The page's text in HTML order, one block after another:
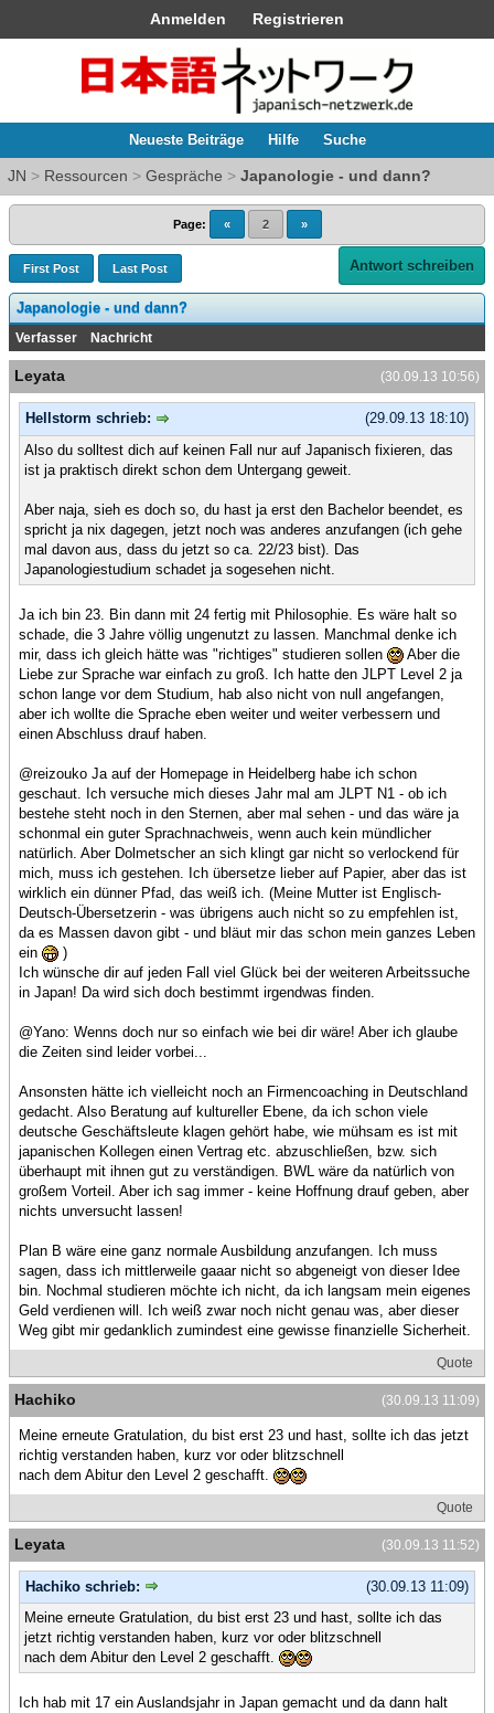
Anmelden Registrieren
Neueste Beiträge Hilfe Suche
JN > Ressourcen > Gespräche > Japanologie - und dann?
Page: « 2 »
First Post Last Post Antwort schreiben
Japanologie - und dann?
Verfasser Nachricht
(30.09.13 10:56)
Leyata
(29.09.13 18:10)
Hellstorm schrieb:
Also du solltest dich auf keinen Fall nur auf Japanisch fixieren, das
ist ja praktisch direkt schon dem Untergang geweit.
Aber naja, sieh es doch so, du hast ja erst den Bachelor beendet, es
spricht ja nix dagegen, jetzt noch was anderes anzufangen (ich gehe
mal davon aus, dass du jetzt so ca. 22/23 bist). Das
Japanologiestudium schadet ja sogesehen nicht.
Ja ich bin 23. Bin dann mit 24 fertig mit Philosophie. Es wäre halt so
schade, die 3 Jahre völlig ungenutzt zu lassen. Manchmal denke ich
mir, dass ich gleich hätte was "richtiges" studieren sollen
Aber die
Liebe zur Sprache war einfach zu groß. Ich hatte den JLPT Level 2 ja
schon lange vor dem Studium, hab also nicht von null angefangen,
aber ich wollte die Sprache eben weiter und weiter verbessern und
einen Abschluss drauf haben.
@reizouko Ja auf der Homepage in Heidelberg habe ich schon
geschaut. Ich versuche mich dieses Jahr mal am JLPT N1 - ob ich
bestehe steht noch in den Sternen, aber mal sehen - und das wäre ja
schonmal ein guter Sprachnachweis, wenn auch kein mündlicher
natürlich. Aber Dolmetscher an sich klingt gar nicht so verlockend für
mich, muss ich gestehen. Ich übersetze lieber auf Papier, aber das ist
wirklich ein dünner Pfad, das weiß ich. (Meine Mutter ist Englisch-
Deutsch-Übersetzerin - was übrigens auch nicht so zu empfehlen ist,
da es Massen davon gibt - und bläut mir das schon mein ganzes Leben
ein
)
Ich wünsche dir auf jeden Fall viel Glück bei der weiteren Arbeitssuche
in Japan! Da wird sich doch bestimmt irgendwas finden.
@Yano: Wenns doch nur so einfach wie bei dir wäre! Aber ich glaube
die Zeiten sind leider vorbei...
Ansonsten hätte ich vielleicht noch an Firmencoaching in Deutschland
gedacht. Also Beratung auf kultureller Ebene, da ich schon viele
deutsche Geschäftsleute klagen gehört habe, wie mühsam es ist mit
japanischen Kollegen einen Vertrag etc. abzuschließen, bzw. sich
überhaupt mit ihnen gut zu verständigen. BWL wäre da natürlich von
großem Vorteil. Aber ich sag immer - keine Hoffnung drauf geben, aber
nichts unversucht lassen!
Plan B wäre eine ganz normale Ausbildung anzufangen. Ich muss
sagen, dass ich mittlerweile gaaar nicht so abgeneigt von dieser Idee
bin. Nochmal studieren möchte ich nicht, da ich langsam mein eigenes
Geld verdienen will. Ich weiß zwar noch nicht genau was, aber dieser
Weg gibt mir gedanklich zumindest eine gewisse finanzielle Sicherheit.
Quote
(30.09.13 11:09)
Hachiko
Meine erneute Gratulation, du bist erst 23 und hast, sollte ich das jetzt
richtig verstanden haben, kurz vor oder blitzschnell
nach dem Abitur den Level 2 geschafft.
Quote
(30.09.13 11:52)
Leyata
(30.09.13 11:09)
Hachiko schrieb:
Meine erneute Gratulation, du bist erst 23 und hast, sollte ich das
jetzt richtig verstanden haben, kurz vor oder blitzschnell
nach dem Abitur den Level 2 geschafft.
Ich hab mit 17 ein Auslandsjahr in Japan gemacht und da dann halt